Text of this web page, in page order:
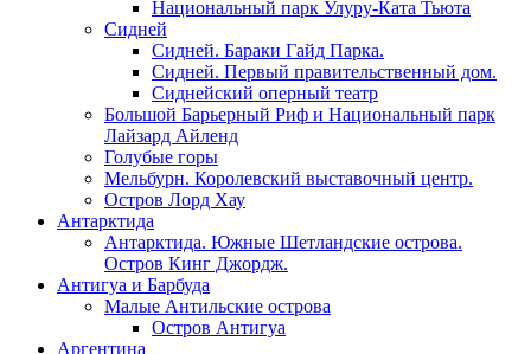
Национальный парк Улуру-Ката Тьюта
Сидней
Сидней. Бараки Гайд Парка.
Сидней. Первый правительственный дом.
Сиднейский оперный театр
Большой Барьерный Риф и Национальный парк
Лайзард Айленд
Голубые горы
Мельбурн. Королевский выставочный центр.
Остров Лорд Хау
Антарктида
Антарктида. Южные Шетландские острова.
Остров Кинг Джордж.
Антигуа и Барбуда
Малые Антильские острова
Остров Антигуа
Аргентина